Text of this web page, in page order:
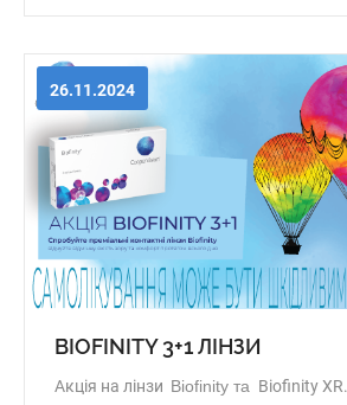
26.11.2024
BIOFINITY 3+1 ЛІНЗИ
Акція на лінзи Biofinity та Biofinity XR.